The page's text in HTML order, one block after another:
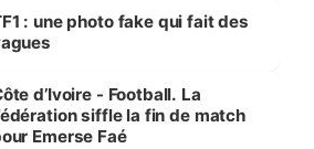
la scène internationale »
: une photo fake qui fait des
d’Ivoire - Football. La
siffle la fin de match
Emerse Faé